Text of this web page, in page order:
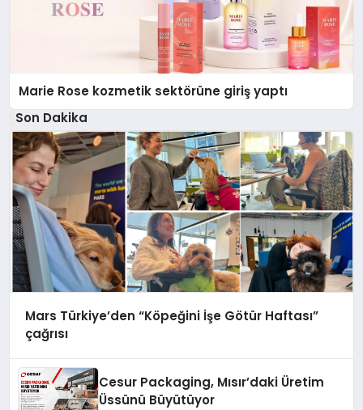
Marie Rose kozmetik sektörüne giriş yaptı
Son Dakika
Mars Türkiye’den “Köpeğini İşe Götür Haftası”
çağrısı
Cesur Packaging, Mısır’daki Üretim
Üssünü Büyütüyor